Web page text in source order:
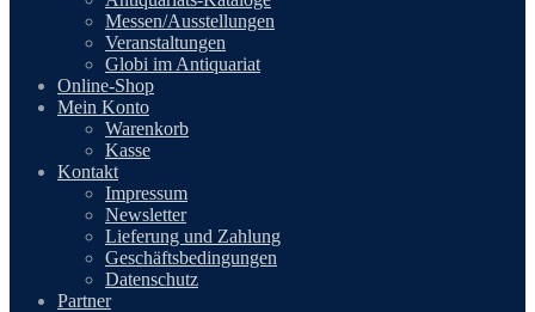
Messen/Ausstellungen
Veranstaltungen
Globi im Antiquariat
Online-Shop
Mein Konto
Warenkorb
Kasse
Kontakt
Impressum
Newsletter
Lieferung und Zahlung
Geschäftsbedingungen
Datenschutz
Partner